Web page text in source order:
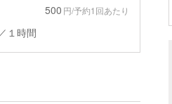
500 円/予約1回あたり
１時間